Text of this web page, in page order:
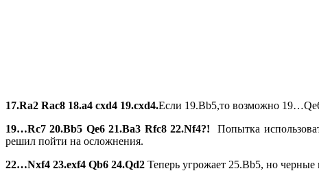
17.Ra2 Rac8 18.a4 cxd4 19.cxd4.Если 19.Bb5,то возможно
19…Rc7 20.Bb5 Qe6 21.Ba3 Rfc8 22.Nf4?! Попытка
решил пойти на осложнения.
22…Nxf4 23.exf4 Qb6 24.Qd2 Теперь угрожает 25.Bb5, но